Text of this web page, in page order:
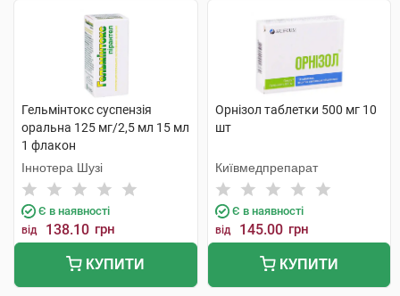
Гельмінтокс суспензія
оральна 125 мг/2,5 мл 15 мл
1 флакон
Іннотера Шузі
Є в наявності
від 138.10 грн
КУПИТИ
Орнізол таблетки 500 мг 10
шт
Київмедпрепарат
Є в наявності
від 145.00 грн
КУПИТИ